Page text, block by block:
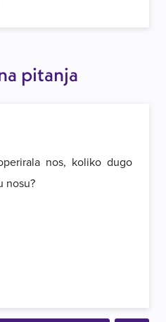
pitanja
nos, koliko dugo
nosu?